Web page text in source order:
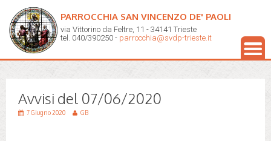
PARROCCHIA SAN VINCENZO DE' PAOLI
via Vittorino da Feltre, 11 - 34141 Trieste
tel. 040/390250 - parrocchia@svdp-trieste.it
Avvisi del 07/06/2020
7 Giugno 2020 GB